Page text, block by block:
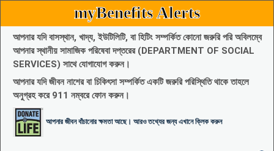
myBenefits Alerts
আপনার যদি বাসস্থান, খাদ্য, ইউটিলিটি, বা হিটিং সম্পর্কিত কোনো জরুরি পরি অবিলম্বে
আপনার স্থানীয় সামাজিক পরিষেবা দপ্তরের (DEPARTMENT OF SOCIAL
SERVICES) সাথে যোগাযোগ করুন।
আপনার যদি জীবন নাশের বা চিকিৎসা সম্পর্কিত একটি জরুরি পরিস্থিতি থাকে তাহলে
অনুগ্রহ করে 911 নম্বরে ফোন করুন।
আপনার জীবন বাঁচানোর ক্ষমতা আছে। আরও তথ্যের জন্য এখানে ক্লিক করুন